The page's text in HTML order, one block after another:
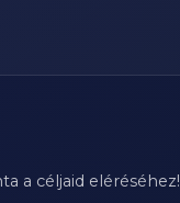
a céljaid eléréséhez!